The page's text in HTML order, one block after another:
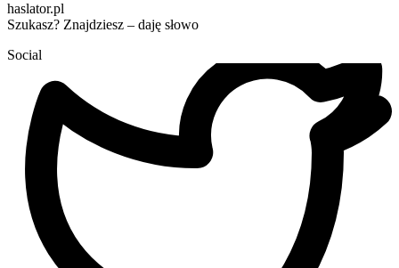
haslator.pl
Szukasz? Znajdziesz – daję słowo
Social